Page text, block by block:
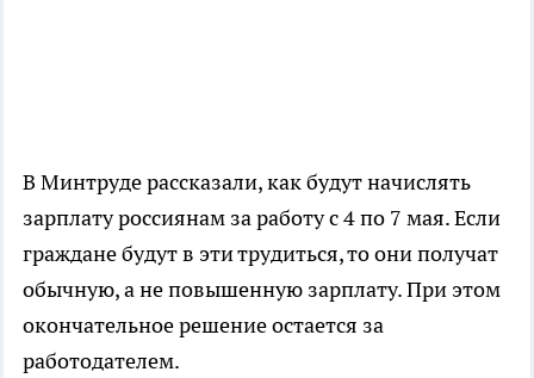
В Минтруде рассказали, как будут начислять
зарплату россиянам за работу с 4 по 7 мая. Если
граждане будут в эти трудиться, то они получат
обычную, а не повышенную зарплату. При этом
окончательное решение остается за
работодателем.